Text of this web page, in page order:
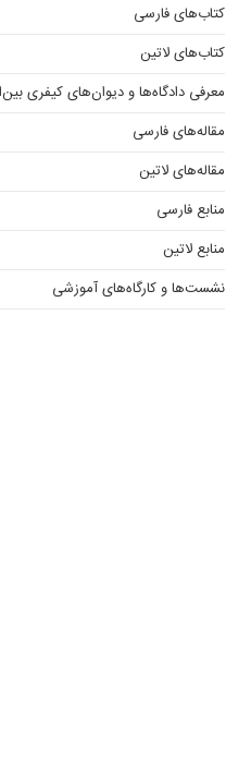
کتاب‌های فارسی
کتاب‌های لاتین
معرفی دادگاه‌ها و دیوان‌های کیفری
مقاله‌های فارسی
مقاله‌های لاتین
منابع فارسی
منابع لاتین
نشست‌ها و کارگاه‌های آموزشی